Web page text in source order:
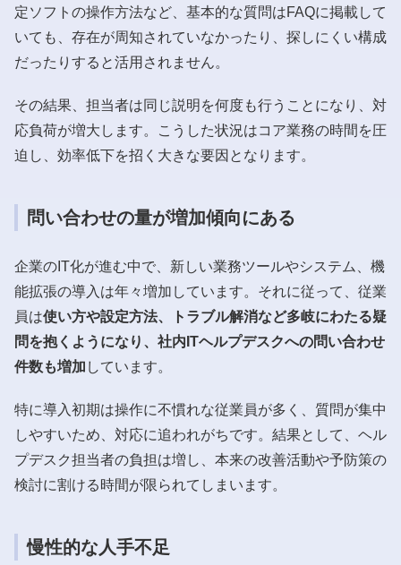
定ソフトの操作方法など、基本的な質問はFAQに掲載して
いても、存在が周知されていなかったり、探しにくい構成
だったりすると活用されません。
その結果、担当者は同じ説明を何度も行うことになり、対
応負荷が増大します。こうした状況はコア業務の時間を圧
迫し、効率低下を招く大きな要因となります。
問い合わせの量が増加傾向にある
企業のIT化が進む中で、新しい業務ツールやシステム、機
能拡張の導入は年々増加しています。それに従って、従業
員は使い方や設定方法、トラブル解消など多岐にわたる疑
問を抱くようになり、社内ITヘルプデスクへの問い合わせ
件数も増加 しています。
特に導入初期は操作に不慣れな従業員が多く、質問が集中
しやすいため、対応に追われがちです。結果として、ヘル
プデスク担当者の負担は増し、本来の改善活動や予防策の
検討に割ける時間が限られてしまいます。
慢性的な人手不足